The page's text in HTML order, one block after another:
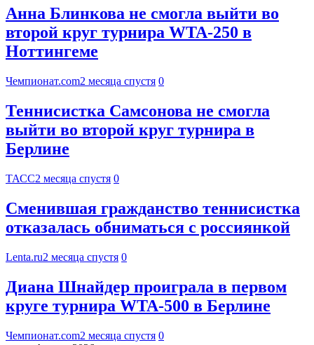
Анна Блинкова не смогла выйти во
второй круг турнира WTA-250 в
Ноттингеме
Чемпионат.com2 месяца спустя 0
Теннисистка Самсонова не смогла
выйти во второй круг турнира в
Берлине
ТАСС2 месяца спустя 0
Сменившая гражданство теннисистка
отказалась обниматься с россиянкой
Lenta.ru2 месяца спустя 0
Диана Шнайдер проиграла в первом
круге турнира WTA-500 в Берлине
Чемпионат.com2 месяца спустя 0